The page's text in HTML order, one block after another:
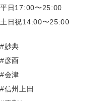
平日17:00〜25:00
土日祝14:00〜25:00
#妙典
#彦酉
#会津
#信州上田